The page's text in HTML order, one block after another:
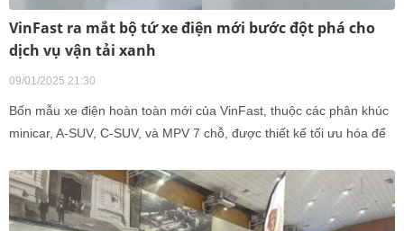
VinFast ra mắt bộ tứ xe điện mới bước đột phá cho
dịch vụ vận tải xanh
09/01/2025 21:30
Bốn mẫu xe điện hoàn toàn mới của VinFast, thuộc các phân khúc
minicar, A-SUV, C-SUV, và MPV 7 chỗ, được thiết kế tối ưu hóa để
và trải nghiệm vượt trội cho các đối tác.